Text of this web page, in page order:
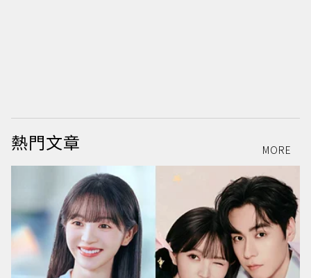
熱門文章 MORE